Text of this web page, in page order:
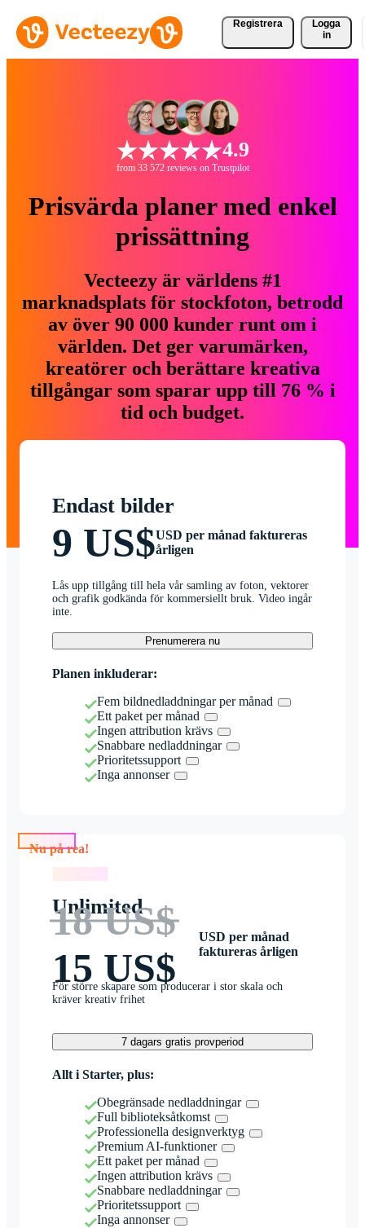
Registrera
Logga
in
4.9
from 33 572 reviews on Trustpilot
Prisvärda planer med enkel
prissättning
Vecteezy är världens #1
marknadsplats för stockfoton, betrodd
av över 90 000 kunder runt om i
världen. Det ger varumärken,
kreatörer och berättare kreativa
tillgångar som sparar upp till 76 % i
tid och budget.
Endast bilder
9 US$USD per månad faktureras
årligen
Lås upp tillgång till hela vår samling av foton, vektorer
och grafik godkända för kommersiellt bruk. Video ingår
inte.
Prenumerera nu
Planen inkluderar:
Fem bildnedladdningar per månad
Ett paket per månad
Ingen attribution krävs
Snabbare nedladdningar
Prioritetssupport
Inga annonser
Nu på rea!
Unlimited
18 US$
15 US$
USD per månad
faktureras årligen
För större skapare som producerar i stor skala och
kräver kreativ frihet
7 dagars gratis provperiod
Allt i Starter, plus:
Obegränsade nedladdningar
Full biblioteksåtkomst
Professionella designverktyg
Premium AI-funktioner
Ett paket per månad
Ingen attribution krävs
Snabbare nedladdningar
Prioritetssupport
Inga annonser